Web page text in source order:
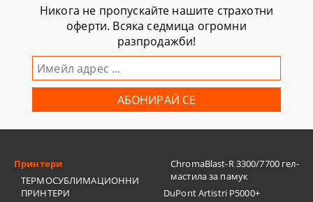
Никога не пропускайте нашите страхотни
оферти. Всяка седмица огромни
разпродажби!
Принтери
ТЕРМОСУБЛИМАЦИОННИ
ПРИНТЕРИ
ChromaBlast-R 3300/7700 гел-
мастила за памук
DuPont Artistri P5000+